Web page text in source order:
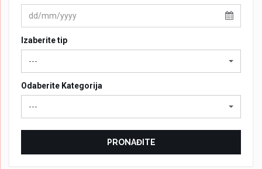
Izaberite tip
---
Odaberite Kategorija
---
PRONAĐITE